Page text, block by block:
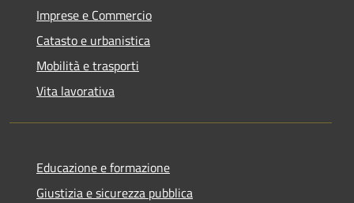
Imprese e Commercio
Catasto e urbanistica
Mobilità e trasporti
Vita lavorativa
Educazione e formazione
Giustizia e sicurezza pubblica